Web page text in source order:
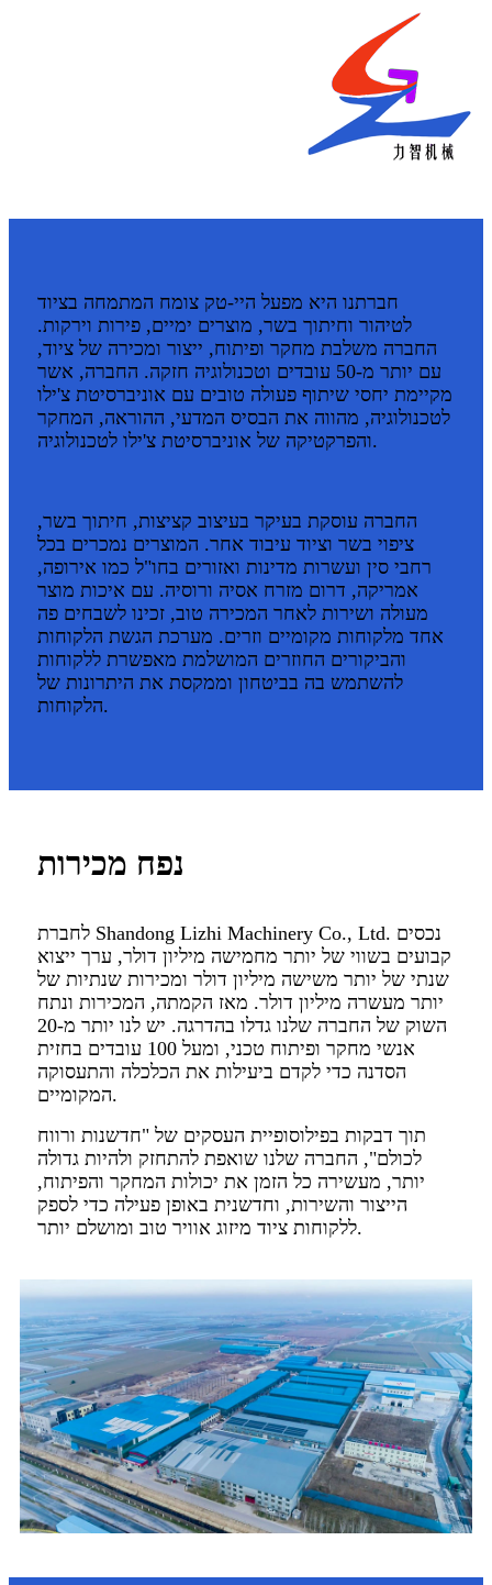
חברתנו היא מפעל היי-טק צומח המתמחה בציוד
לטיהור וחיתוך בשר, מוצרים ימיים, פירות וירקות.
החברה משלבת מחקר ופיתוח, ייצור ומכירה של ציוד,
עם יותר מ-50 עובדים וטכנולוגיה חזקה. החברה, אשר
מקיימת יחסי שיתוף פעולה טובים עם אוניברסיטת צ'ילו
לטכנולוגיה, מהווה את הבסיס המדעי, ההוראה, המחקר
והפרקטיקה של אוניברסיטת צ'ילו לטכנולוגיה.
החברה עוסקת בעיקר בעיצוב קציצות, חיתוך בשר,
ציפוי בשר וציוד עיבוד אחר. המוצרים נמכרים בכל
רחבי סין ועשרות מדינות ואזורים בחו"ל כמו אירופה,
אמריקה, דרום מזרח אסיה ורוסיה. עם איכות מוצר
מעולה ושירות לאחר המכירה טוב, זכינו לשבחים פה
אחד מלקוחות מקומיים וזרים. מערכת הגשת הלקוחות
והביקורים החוזרים המושלמת מאפשרת ללקוחות
להשתמש בה בביטחון וממקסת את היתרונות של
הלקוחות.
נפח מכירות
לחברת Shandong Lizhi Machinery Co., Ltd. נכסים
קבועים בשווי של יותר מחמישה מיליון דולר, ערך ייצוא
שנתי של יותר משישה מיליון דולר ומכירות שנתיות של
יותר מעשרה מיליון דולר. מאז הקמתה, המכירות ונתח
השוק של החברה שלנו גדלו בהדרגה. יש לנו יותר מ-20
אנשי מחקר ופיתוח טכני, ומעל 100 עובדים בחזית
הסדנה כדי לקדם ביעילות את הכלכלה והתעסוקה
המקומיים.
תוך דבקות בפילוסופיית העסקים של "חדשנות ורווח
לכולם", החברה שלנו שואפת להתחזק ולהיות גדולה
יותר, מעשירה כל הזמן את יכולות המחקר והפיתוח,
הייצור והשירות, וחדשנית באופן פעילה כדי לספק
ללקוחות ציוד מיזוג אוויר טוב ומושלם יותר.